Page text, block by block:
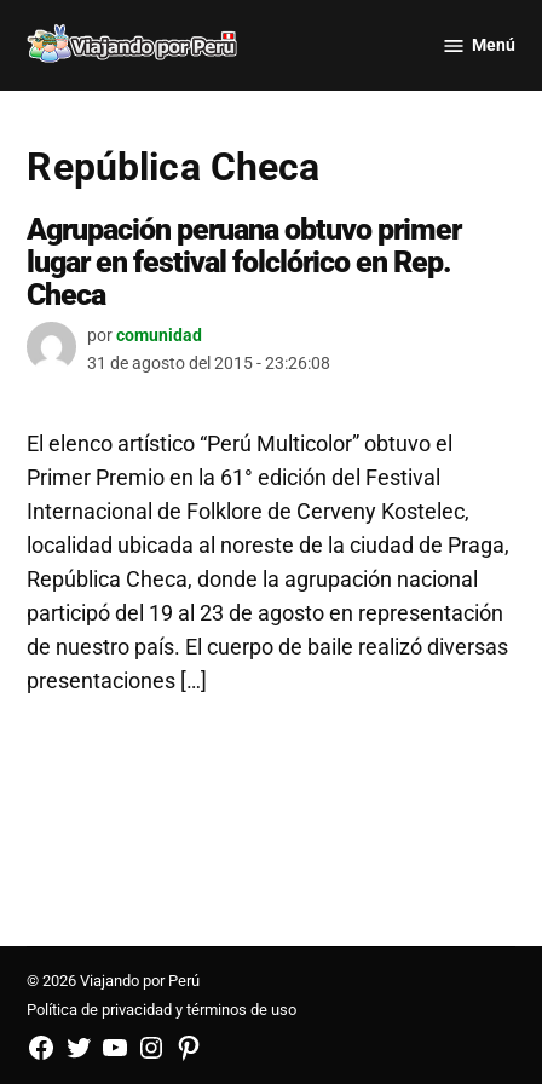
por Perú
Menú
República Checa
Agrupación peruana obtuvo primer
lugar en festival folclórico en Rep.
Checa
porcomunidad
31 de agosto del 2015 - 23:26:08
El elenco artístico “Perú Multicolor” obtuvo el
Primer Premio en la 61° edición del Festival
Internacional de Folklore de Cerveny Kostelec,
localidad ubicada al noreste de la ciudad de Praga,
República Checa, donde la agrupación nacional
participó del 19 al 23 de agosto en representación
de nuestro país. El cuerpo de baile realizó diversas
presentaciones […]
© 2026 Viajando por Perú
Política de privacidad y términos de uso
FB
TW YouTubeInstagramPinterest